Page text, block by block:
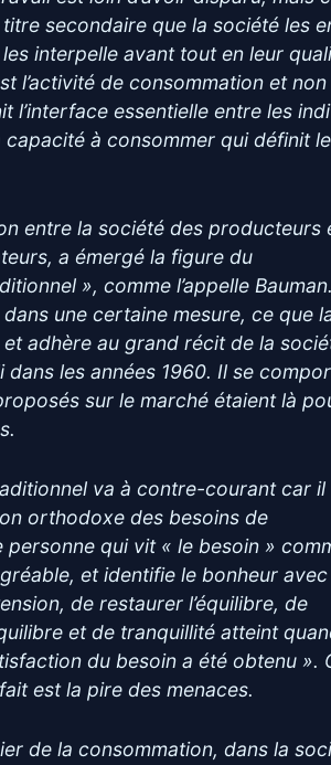
titre secondaire que la société les
interpelle avant tout en leur
l’activité de consommation et
l’interface essentielle entre les
capacité à consommer qui définit le
entre la société des producteurs
a émergé la figure du
», comme l’appelle
une certaine mesure, ce que
adhère au grand récit de la
dans les années 1960. Il se
sur le marché étaient là
va à contre-courant car il
orthodoxe des besoins de
personne qui vit « le besoin »
et identifie le bonheur
de restaurer l’équilibre, de
et de tranquillité atteint
du besoin a été obtenu ».
est la pire des menaces.
de la consommation, dans la